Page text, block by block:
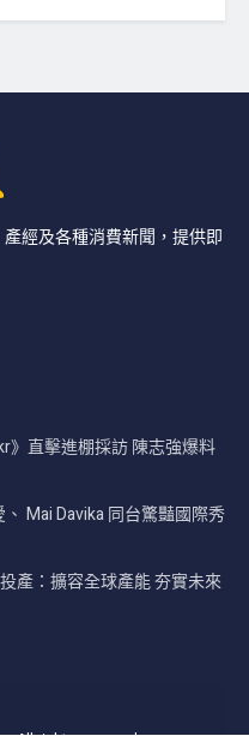
經及各種消費新聞，提供即
》直擊進棚採訪 陳志強爆料
Mai Davika 同台驚豔國際秀
產：擴容全球產能 夯實未來